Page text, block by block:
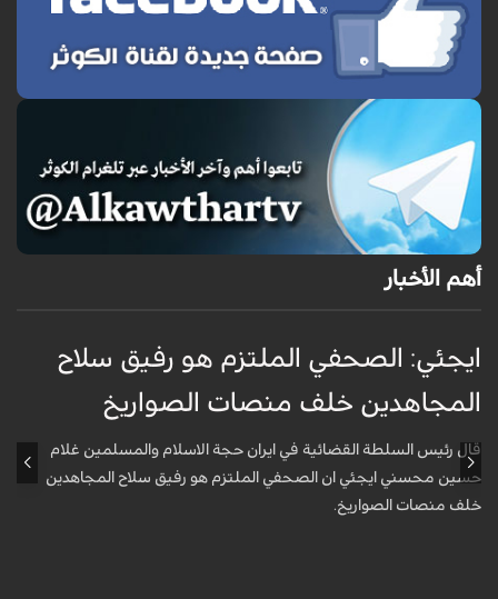
أهم الأخبار
ايجئي: الصحفي الملتزم هو رفيق سلاح
المجاهدين خلف منصات الصواريخ
قال رئيس السلطة القضائية في ايران حجة الاسلام والمسلمين غلام
حسين محسني ايجئي ان الصحفي الملتزم هو رفيق سلاح المجاهدين
خلف منصات الصواريخ.